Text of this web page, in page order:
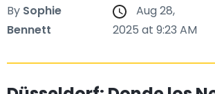
By Sophie
Bennett
Aug 28,
2025 at 9:23 AM